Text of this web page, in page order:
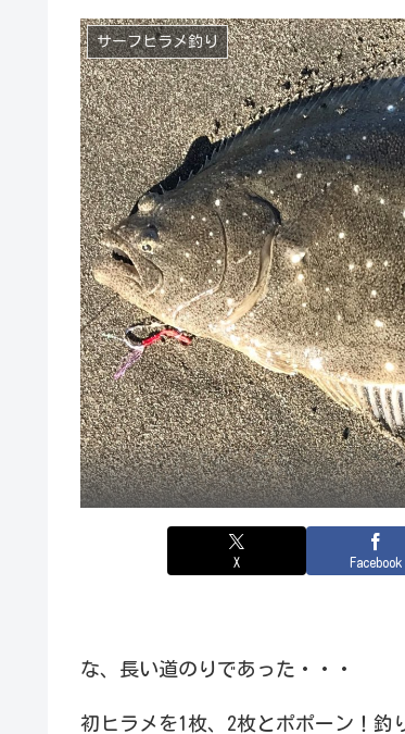
サーフヒラメ釣り
X Facebook
な、長い道のりであった・・・
初ヒラメを1枚、2枚とポポーン！釣